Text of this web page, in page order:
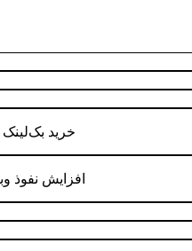
خرید
افزایش نفوذ